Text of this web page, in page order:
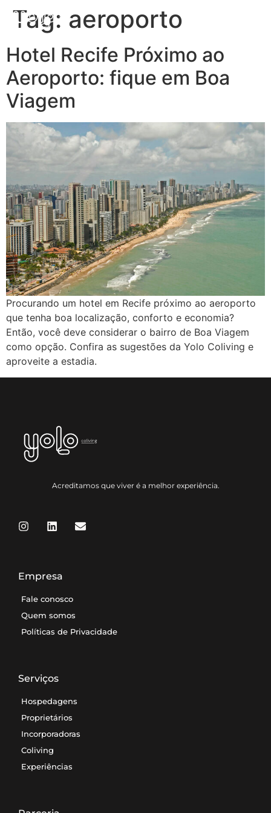
Tag: aeroporto
Hotel Recife Próximo ao
Aeroporto: fique em Boa
Viagem
Procurando um hotel em Recife próximo ao aeroporto
que tenha boa localização, conforto e economia?
Então, você deve considerar o bairro de Boa Viagem
como opção. Confira as sugestões da Yolo Coliving e
aproveite a estadia.
Acreditamos que viver é a melhor experiência.
Empresa
Fale conosco
Quem somos
Políticas de Privacidade
Serviços
Hospedagens
Proprietários
Incorporadoras
Coliving
Experiências